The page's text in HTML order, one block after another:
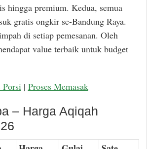
hingga premium. Kedua, semua
gratis ongkir se-Bandung Raya.
di setiap pemesanan. Oleh
value terbaik untuk budget
| Proses Memasak
– Harga Aqiqah